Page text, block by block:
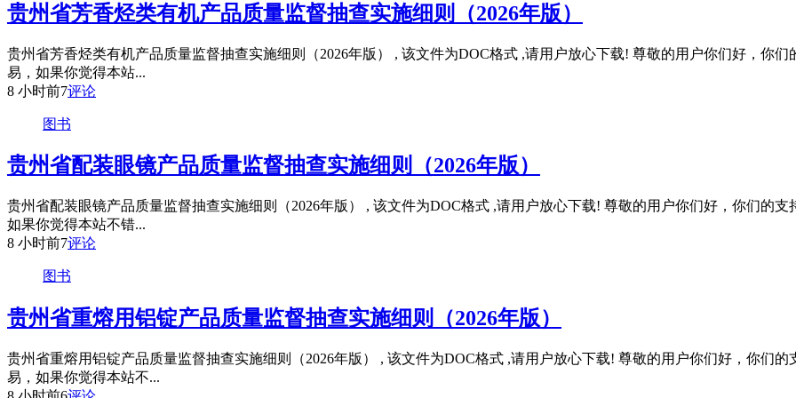
贵州省芳香烃类有机产品质量监督抽查实施细则（2026年版）
贵州省芳香烃类有机产品质量监督抽查实施细则（2026年版） , 该文件为DOC格式 ,请用户放心下载! 尊敬的用户你们好，你
易，如果你觉得本站...
8 小时前7评论
图书
贵州省配装眼镜产品质量监督抽查实施细则（2026年版）
贵州省配装眼镜产品质量监督抽查实施细则（2026年版） , 该文件为DOC格式 ,请用户放心下载! 尊敬的用户你们好，你们的
如果你觉得本站不错...
8 小时前7评论
图书
贵州省重熔用铝锭产品质量监督抽查实施细则（2026年版）
贵州省重熔用铝锭产品质量监督抽查实施细则（2026年版） , 该文件为DOC格式 ,请用户放心下载! 尊敬的用户你们好，你们
易，如果你觉得本站不...